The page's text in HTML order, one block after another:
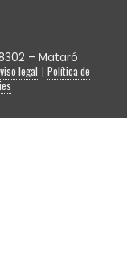
– Mataró
legal | Política de